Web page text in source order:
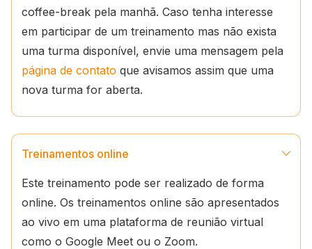
coffee-break pela manhã. Caso tenha interesse
em participar de um treinamento mas não exista
uma turma disponível, envie uma mensagem pela
página de contato que avisamos assim que uma
nova turma for aberta.
Treinamentos online
Este treinamento pode ser realizado de forma
online. Os treinamentos online são apresentados
ao vivo em uma plataforma de reunião virtual
como o Google Meet ou o Zoom.